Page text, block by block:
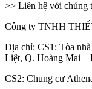
>> Liên hệ với chúng
Công ty TNHH
Địa chỉ: CS1: Tòa
Liệt, Q. Hoàng Mai –
CS2: Chung cư